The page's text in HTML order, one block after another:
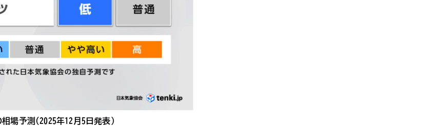
相場予測(2025年12月5日発表)